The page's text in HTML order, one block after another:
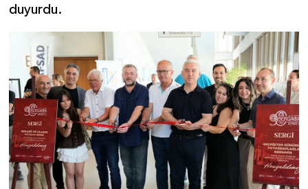
duyurdu.